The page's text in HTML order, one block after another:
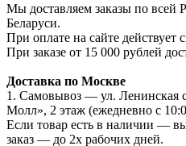
Мы доставляем заказы по всей
Беларуси.
При оплате на сайте действует
При заказе от 15 000 рублей
Доставка по Москве
1. Самовывоз — ул. Ленинская
Молл», 2 этаж (ежедневно с
Если товар есть в наличии —
заказ — до 2х рабочих дней.